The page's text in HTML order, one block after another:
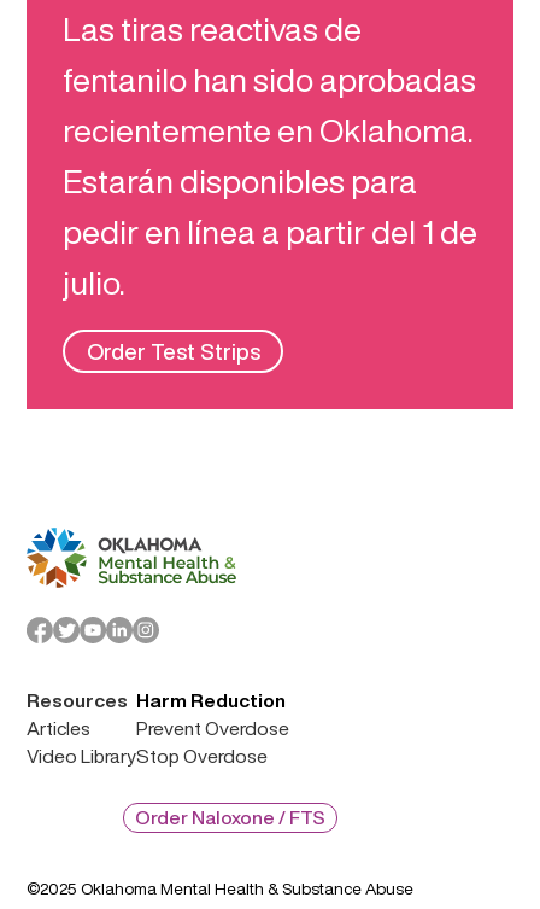
Las tiras reactivas de
fentanilo han sido aprobadas
recientemente en Oklahoma.
Estarán disponibles para
pedir en línea a partir del 1 de
julio.
Order Test Strips
Resources
Articles
Video Library
Harm Reduction
Prevent Overdose
Stop Overdose
Order Naloxone / FTS
©2025 Oklahoma Mental Health & Substance Abuse